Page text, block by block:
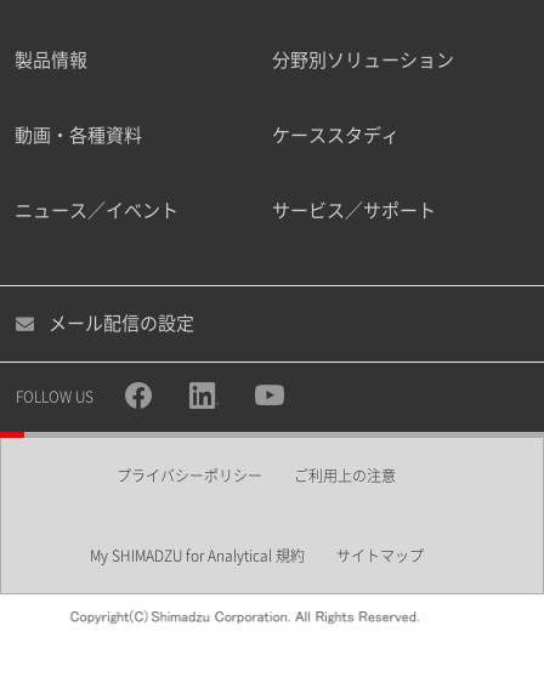
ご勤務先
職種
所属部署
製品情報 分野別ソリューション
動画・各種資料 ケーススタディ
ニュース／イベント サービス／サポート
メール配信の設定
FOLLOW US
プライバシーポリシー ご利用上の注意
My SHIMADZU for Analytical 規約 サイトマップ